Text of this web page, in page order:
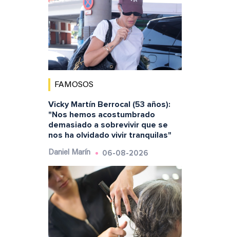
FAMOSOS
Vicky Martín Berrocal (53 años):
"Nos hemos acostumbrado
demasiado a sobrevivir que se
nos ha olvidado vivir tranquilas"
Daniel Marín 06-08-2026